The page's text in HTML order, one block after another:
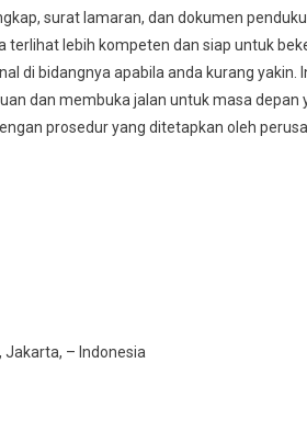
surat lamaran, dan dokumen
lebih kompeten dan siap untuk
di bidangnya apabila anda kurang yakin.
dan membuka jalan untuk masa depan
prosedur yang ditetapkan oleh
Jakarta, – Indonesia